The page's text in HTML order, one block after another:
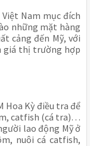
Nam mục đích
những mặt hàng
cảng đến Mỹ, với
giá thị trường hợp
Hoa Kỳ điều tra để
catfish (cá tra)…
lao động Mỹ ở
nuôi cá catfish,